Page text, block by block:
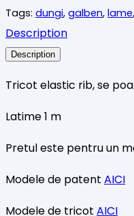
Tags: dungi, galben, lame,
Description
Description
Tricot elastic rib, se
Latime 1 m
Pretul este pentru un
Modele de patent AICI
Modele de tricot AICI